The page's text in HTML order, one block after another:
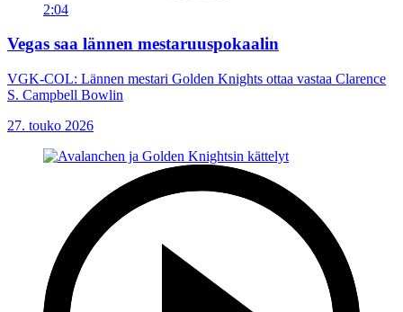
2:04
Vegas saa lännen mestaruuspokaalin
VGK-COL: Lännen mestari Golden Knights ottaa vastaa Clarence
S. Campbell Bowlin
27. touko 2026